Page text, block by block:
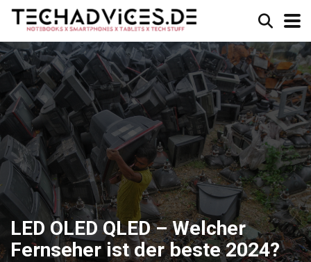
LED OLED QLED – Welcher
Fernseher ist der beste 2024?